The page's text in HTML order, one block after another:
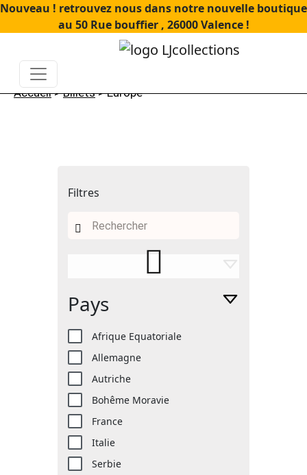
Nouveau ! retrouvez nous dans notre nouvelle boutique
au 50 Rue bouffier , 26000 Valence !
Accueil>Billets> Europe
Filtres
Recherche
Pays
Afrique Equatoriale
Allemagne
Autriche
Bohême Moravie
France
Italie
Serbie